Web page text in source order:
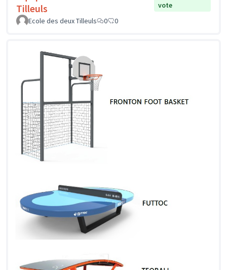
Tilleuls
vote
Ecole des deux Tilleuls
0 0